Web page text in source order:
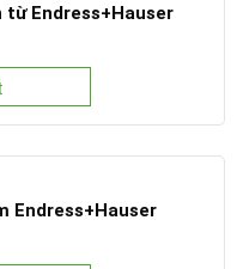
Endress+Hauser
Endress+Hauser